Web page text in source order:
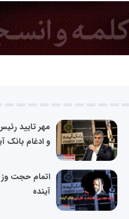
مهر تایید
و ادغام بانک آینده و
اتمام حجت
آینده